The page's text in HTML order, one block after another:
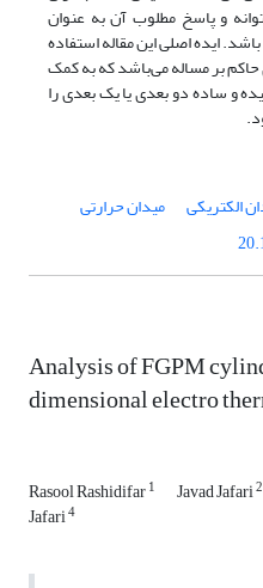
و پاسخ مطلوب آن به عنوان
ایده اصلی این مقاله استفاده
بر مساله می‌باشد که به کمک
و ساده دو بعدی یا یک بعدی را
الکتریکی
میدان حرارتی
Analysis of FGPM
dimensional electro
Rasool Rashidifar1 Javad Jafari2
Jafari4